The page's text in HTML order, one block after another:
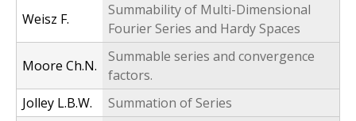
Weisz F.
Summability of Multi-Dimensional
Fourier Series and Hardy Spaces
Moore Ch.N.
Summable series and convergence
factors.
Jolley L.B.W.
Summation of Series